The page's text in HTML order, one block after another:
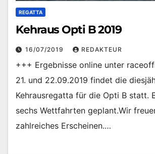
REGATTA
Kehraus Opti B 2019
16/07/2019 REDAKTEUR
+++ Ergebnisse online unter
21. und 22.09.2019 findet die
Kehrausregatta für die Opti B statt.
sechs Wettfahrten geplant.Wir
zahlreiches Erscheinen.…